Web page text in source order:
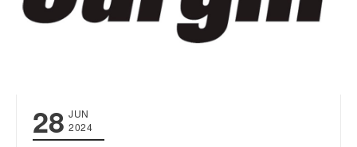
28 JUN
2024